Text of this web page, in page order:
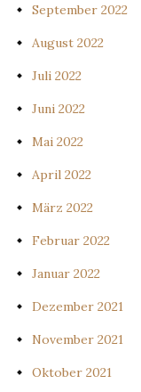
September 2022
August 2022
Juli 2022
Juni 2022
Mai 2022
April 2022
März 2022
Februar 2022
Januar 2022
Dezember 2021
November 2021
Oktober 2021